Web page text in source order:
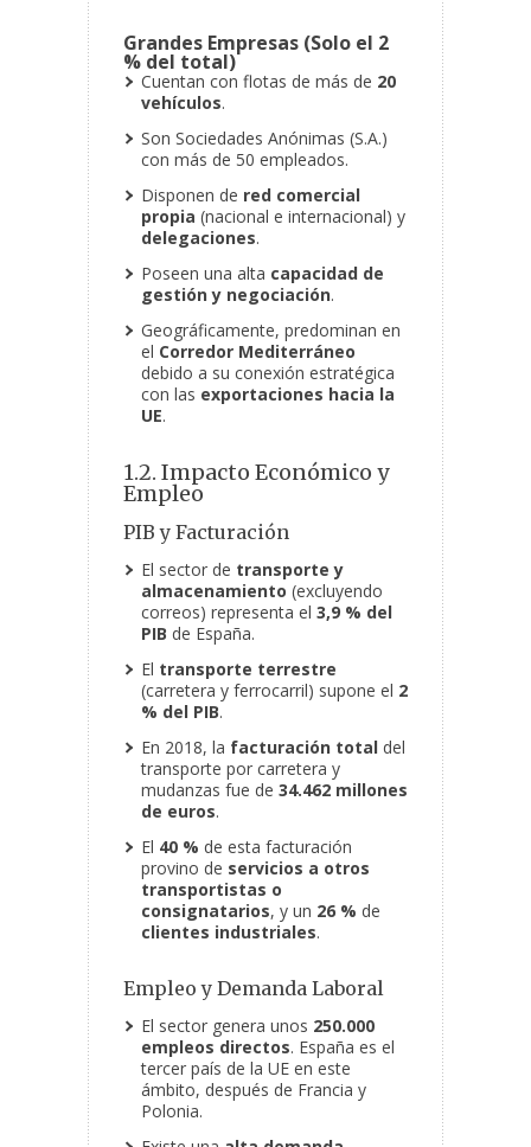
Grandes Empresas (Solo el 2
% del total)
Cuentan con flotas de más de 20
vehículos.
Son Sociedades Anónimas (S.A.)
con más de 50 empleados.
Disponen de red comercial
propia (nacional e internacional) y
delegaciones.
Poseen una alta capacidad de
gestión y negociación.
Geográficamente, predominan en
el Corredor Mediterráneo
debido a su conexión estratégica
con las exportaciones hacia la
UE.
1.2. Impacto Económico y
Empleo
PIB y Facturación
El sector de transporte y
almacenamiento (excluyendo
correos) representa el 3,9 % del
PIB de España.
El transporte terrestre
(carretera y ferrocarril) supone el 2
% del PIB.
En 2018, la facturación total del
transporte por carretera y
mudanzas fue de 34.462 millones
de euros.
El 40 % de esta facturación
provino de servicios a otros
transportistas o
consignatarios, y un 26 % de
clientes industriales.
Empleo y Demanda Laboral
El sector genera unos 250.000
empleos directos. España es el
tercer país de la UE en este
ámbito, después de Francia y
Polonia.